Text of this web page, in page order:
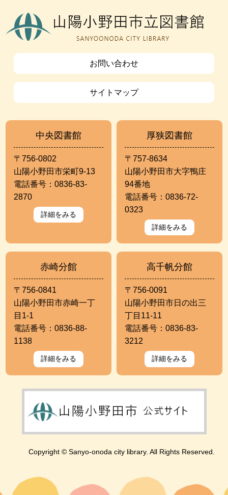
お問い合わせ
サイトマップ
中央図書館
〒756-0802
山陽小野田市栄町9-13
電話番号：0836-83-
2870
詳細をみる
厚狭図書館
〒757-8634
山陽小野田市大字鴨庄
94番地
電話番号：0836-72-
0323
詳細をみる
赤崎分館
〒756-0841
山陽小野田市赤崎一丁
目1-1
電話番号：0836-88-
1138
詳細をみる
高千帆分館
〒756-0091
山陽小野田市日の出三
丁目11-11
電話番号：0836-83-
3212
詳細をみる
Copyright © Sanyo-onoda city library. All Rights Reserved.